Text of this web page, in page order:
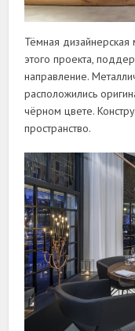
Тёмная дизайнерская
этого проекта,
направление.
расположились
чёрном цвете.
пространство.